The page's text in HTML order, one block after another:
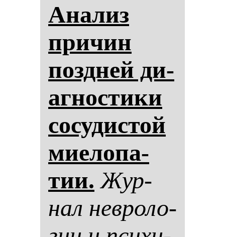
Ана­лиз
при­чин
поз­дней ди­
аг­нос­ти­ки
со­су­дис­той
ми­ело­па­
тии. Жур­
нал нев­ро­ло­